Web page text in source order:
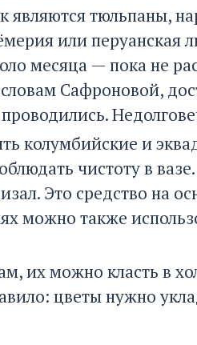
тюльпаны,
или перуанская
месяца — пока не
Сафроновой,
колумбийские и
чистоту в
Это средство на
можно также
их можно класть в
цветы нужно